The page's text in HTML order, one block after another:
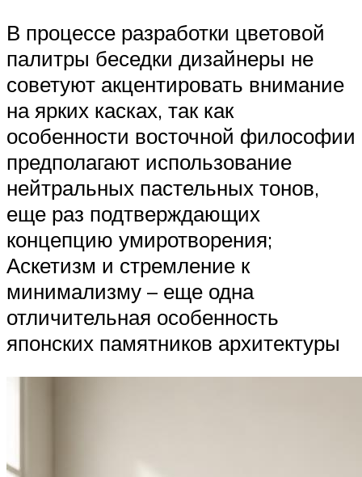
В процессе разработки цветовой
палитры беседки дизайнеры не
советуют акцентировать внимание
на ярких касках, так как
особенности восточной философии
предполагают использование
нейтральных пастельных тонов,
еще раз подтверждающих
концепцию умиротворения;
Аскетизм и стремление к
минимализму – еще одна
отличительная особенность
японских памятников архитектуры